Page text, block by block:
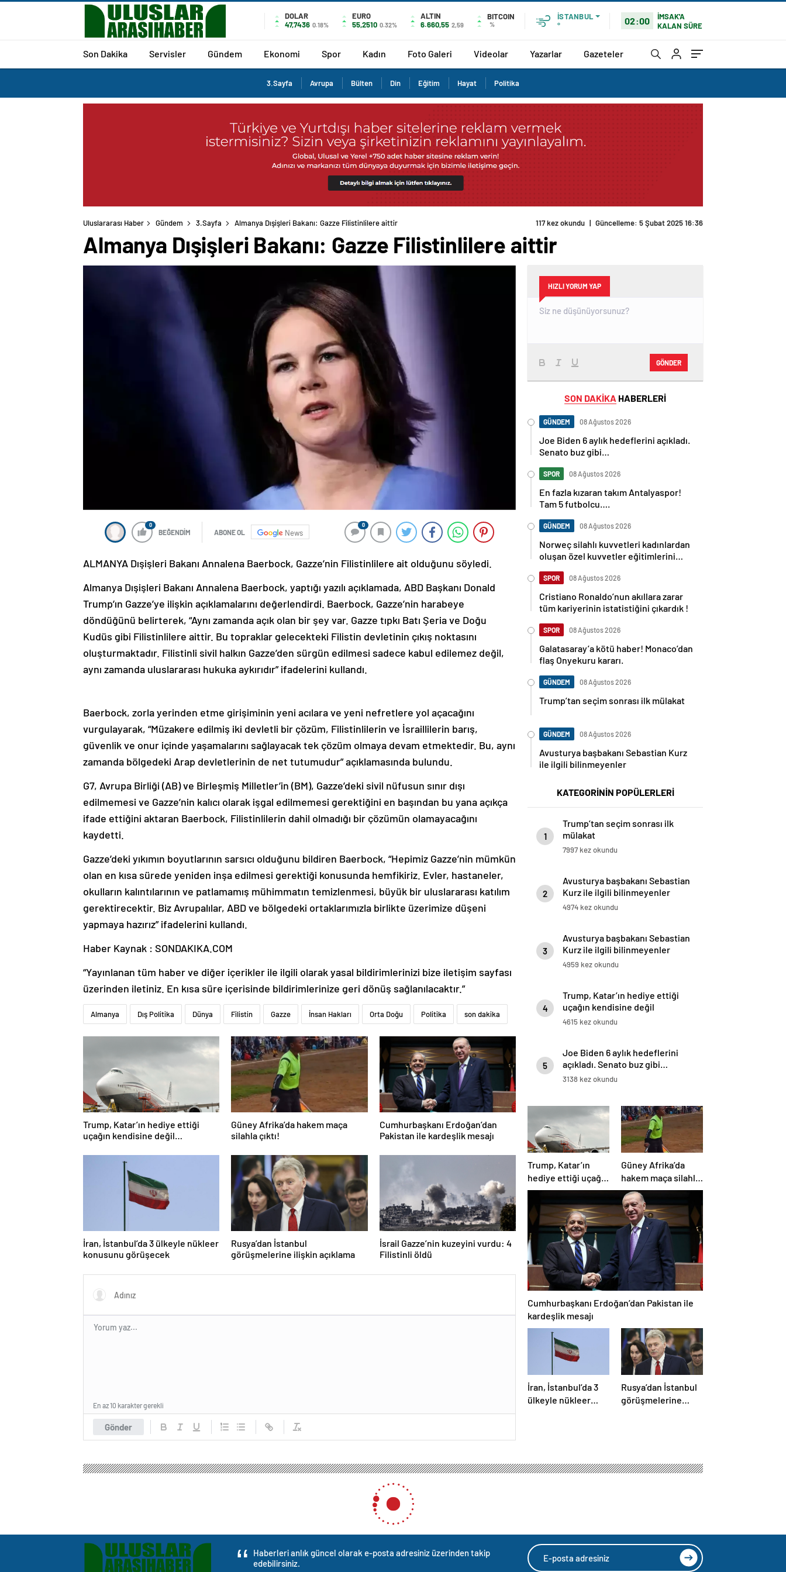
DOLAR
47,7436 0.18%
EURO
55,2510 0.32%
ALTIN
6.660,55 2,59
BITCOIN
%
İSTANBUL
°
02:00
İMSAK'A
KALAN SÜRE
Son Dakika Servisler Gündem Ekonomi Spor Kadın Foto Galeri Videolar Yazarlar Gazeteler
3.Sayfa Avrupa Bülten Din Eğitim Hayat Politika
Uluslararası Haber Gündem 3.Sayfa Almanya Dışişleri Bakanı: Gazze Filistinlilere aittir 117 kez okundu | Güncelleme: 5 Şubat 2025 16:36
Almanya Dışişleri Bakanı: Gazze Filistinlilere aittir
0
BEĞENDİM ABONE OL News
0
ALMANYA Dışişleri Bakanı Annalena Baerbock, Gazze’nin Filistinlilere ait olduğunu söyledi.
Almanya Dışişleri Bakanı Annalena Baerbock, yaptığı yazılı açıklamada, ABD Başkanı Donald
Trump’ın Gazze’ye ilişkin açıklamalarını değerlendirdi. Baerbock, Gazze’nin harabeye
döndüğünü belirterek, “Aynı zamanda açık olan bir şey var. Gazze tıpkı Batı Şeria ve Doğu
Kudüs gibi Filistinlilere aittir. Bu topraklar gelecekteki Filistin devletinin çıkış noktasını
oluşturmaktadır. Filistinli sivil halkın Gazze’den sürgün edilmesi sadece kabul edilemez değil,
aynı zamanda uluslararası hukuka aykırıdır” ifadelerini kullandı.
Baerbock, zorla yerinden etme girişiminin yeni acılara ve yeni nefretlere yol açacağını
vurgulayarak, “Müzakere edilmiş iki devletli bir çözüm, Filistinlilerin ve İsraillilerin barış,
güvenlik ve onur içinde yaşamalarını sağlayacak tek çözüm olmaya devam etmektedir. Bu, aynı
zamanda bölgedeki Arap devletlerinin de net tutumudur” açıklamasında bulundu.
G7, Avrupa Birliği (AB) ve Birleşmiş Milletler’in (BM), Gazze’deki sivil nüfusun sınır dışı
edilmemesi ve Gazze’nin kalıcı olarak işgal edilmemesi gerektiğini en başından bu yana açıkça
ifade ettiğini aktaran Baerbock, Filistinlilerin dahil olmadığı bir çözümün olamayacağını
kaydetti.
Gazze’deki yıkımın boyutlarının sarsıcı olduğunu bildiren Baerbock, “Hepimiz Gazze’nin mümkün
olan en kısa sürede yeniden inşa edilmesi gerektiği konusunda hemfikiriz. Evler, hastaneler,
okulların kalıntılarının ve patlamamış mühimmatın temizlenmesi, büyük bir uluslararası katılım
gerektirecektir. Biz Avrupalılar, ABD ve bölgedeki ortaklarımızla birlikte üzerimize düşeni
yapmaya hazırız” ifadelerini kullandı.
Haber Kaynak : SONDAKIKA.COM
“Yayınlanan tüm haber ve diğer içerikler ile ilgili olarak yasal bildirimlerinizi bize iletişim sayfası
üzerinden iletiniz. En kısa süre içerisinde bildirimlerinize geri dönüş sağlanılacaktır.”
Almanya Dış Politika Dünya Filistin Gazze İnsan Hakları Orta Doğu Politika son dakika
Trump, Katar’ın hediye ettiği
uçağın kendisine değil
Güney Afrika’da hakem maça
silahla çıktı!
Cumhurbaşkanı Erdoğan’dan
Pakistan ile kardeşlik mesajı
İran, İstanbul’da 3 ülkeyle nükleer
konusunu görüşecek
Rusya’dan İstanbul
görüşmelerine ilişkin açıklama
İsrail Gazze’nin kuzeyini vurdu: 4
Filistinli öldü
Gönder
En az 10 karakter gerekli
HIZLI YORUM YAP
GÖNDER
SON DAKİKA HABERLERİ
GÜNDEM 08 Ağustos 2026
Joe Biden 6 aylık hedeflerini açıkladı.
Senato buz gibi…
SPOR 08 Ağustos 2026
En fazla kızaran takım Antalyaspor!
Tam 5 futbolcu….
GÜNDEM 08 Ağustos 2026
Norweç silahlı kuvvetleri kadınlardan
oluşan özel kuvvetler eğitimlerini
SPOR 08 Ağustos 2026
Cristiano Ronaldo’nun akıllara zarar
tüm kariyerinin istatistiğini çıkardık !
SPOR 08 Ağustos 2026
Galatasaray’a kötü haber! Monaco’dan
flaş Onyekuru kararı.
GÜNDEM 08 Ağustos 2026
Trump’tan seçim sonrası ilk mülakat
GÜNDEM 08 Ağustos 2026
Avusturya başbakanı Sebastian Kurz
ile ilgili bilinmeyenler
KATEGORİNİN POPÜLERLERİ
1
Trump’tan seçim sonrası ilk
mülakat
7997 kez okundu
2
Avusturya başbakanı Sebastian
Kurz ile ilgili bilinmeyenler
4974 kez okundu
3
Avusturya başbakanı Sebastian
Kurz ile ilgili bilinmeyenler
4959 kez okundu
4
Trump, Katar’ın hediye ettiği
uçağın kendisine değil
Pentagon’a verileceğini açıkladı
4615 kez okundu
5
Joe Biden 6 aylık hedeflerini
açıkladı. Senato buz gibi…
3138 kez okundu
Trump, Katar’ın
hediye ettiği uçağın
kendisine değil
Pentagon’a
verileceğini açıkladı
Güney Afrika’da
hakem maça silahla
çıktı!
Cumhurbaşkanı Erdoğan’dan Pakistan ile
kardeşlik mesajı
İran, İstanbul’da 3
ülkeyle nükleer
Rusya’dan İstanbul
görüşmelerine
Haberleri anlık güncel olarak e-posta adresiniz üzerinden takip
edebilirsiniz.